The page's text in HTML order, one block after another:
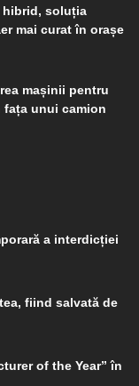
soluția
mai curat în orașe
mașinii pentru
unui camion
a interdicției
fiind salvată de
of the Year” în